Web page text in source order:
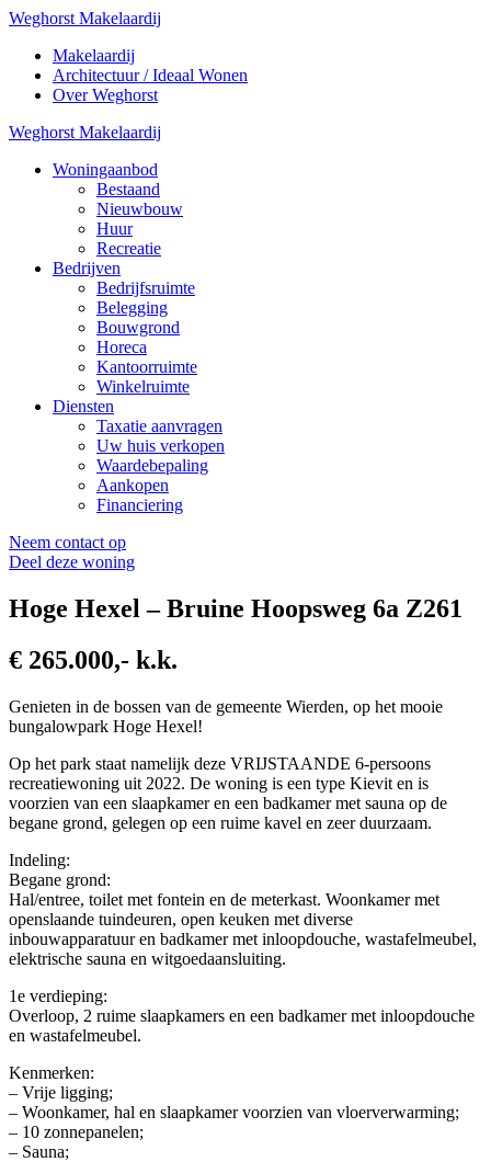
Weghorst Makelaardij
Makelaardij
Architectuur / Ideaal Wonen
Over Weghorst
Weghorst Makelaardij
Woningaanbod
Bestaand
Nieuwbouw
Huur
Recreatie
Bedrijven
Bedrijfsruimte
Belegging
Bouwgrond
Horeca
Kantoorruimte
Winkelruimte
Diensten
Taxatie aanvragen
Uw huis verkopen
Waardebepaling
Aankopen
Financiering
Neem contact op
Deel deze woning
Hoge Hexel – Bruine Hoopsweg 6a Z261
€ 265.000,- k.k.
Genieten in de bossen van de gemeente Wierden, op het mooie
bungalowpark Hoge Hexel!
Op het park staat namelijk deze VRIJSTAANDE 6-persoons
recreatiewoning uit 2022. De woning is een type Kievit en is
voorzien van een slaapkamer en een badkamer met sauna op de
begane grond, gelegen op een ruime kavel en zeer duurzaam.
Indeling:
Begane grond:
Hal/entree, toilet met fontein en de meterkast. Woonkamer met
openslaande tuindeuren, open keuken met diverse
inbouwapparatuur en badkamer met inloopdouche, wastafelmeubel,
elektrische sauna en witgoedaansluiting.
1e verdieping:
Overloop, 2 ruime slaapkamers en een badkamer met inloopdouche
en wastafelmeubel.
Kenmerken:
– Vrije ligging;
– Woonkamer, hal en slaapkamer voorzien van vloerverwarming;
– 10 zonnepanelen;
– Sauna;